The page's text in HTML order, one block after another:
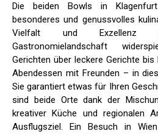
Die beiden Bowls in
besonderes und genussvolles
Vielfalt und Exzellenz
Gastronomielandschaft
Gerichten über leckere Gerichte
Abendessen mit Freunden – in
Sie garantiert etwas für Ihren
sind beide Orte dank der
kreativer Küche und regionalen
Ausflugsziel. Ein Besuch in